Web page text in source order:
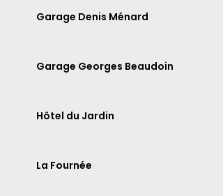
Garage Denis Ménard
Garage Georges Beaudoin
Hôtel du Jardin
La Fournée